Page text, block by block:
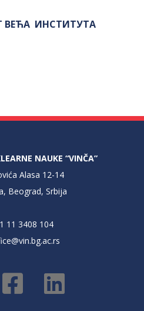
ВЕЋА ИНСТИТУТА
NAUKE “VINČA”
Alasa 12-14
Beograd, Srbija
11 3408 104